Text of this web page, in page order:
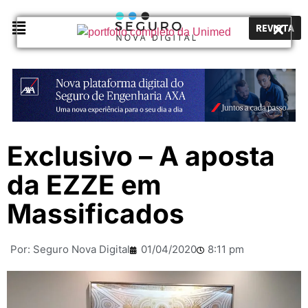
REVISTA
Exclusivo – A aposta
da EZZE em
Massificados
Por: Seguro Nova Digital 01/04/2020 8:11 pm